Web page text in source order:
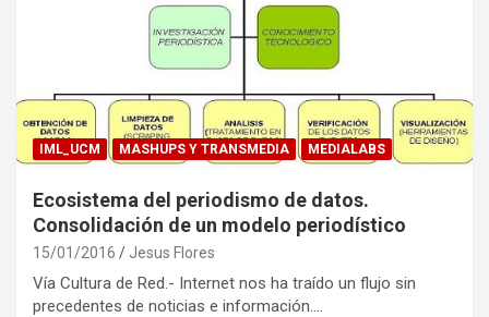
IML_UCM MASHUPS Y TRANSMEDIA MEDIALABS
Ecosistema del periodismo de datos.
Consolidación de un modelo periodístico
15/01/2016 Jesus Flores
Vía Cultura de Red.- Internet nos ha traído un flujo sin
precedentes de noticias e información.…